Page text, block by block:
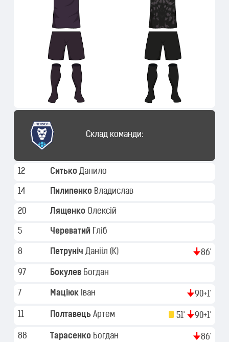
Склад команди:
12 Ситько Данило
14 Пилипенко Владислав
20 Лященко Олексій
5 Череватий Гліб
8 Петруніч Данііл (K) 86'
97 Бокулев Богдан
7 Маціюк Іван 90+1'
11 Полтавець Артем 51' 90+1'
88 Тарасенко Богдан 86'